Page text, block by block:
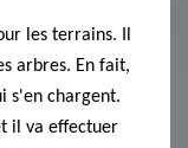
les terrains. Il
arbres. En fait,
s'en chargent.
il va effectuer